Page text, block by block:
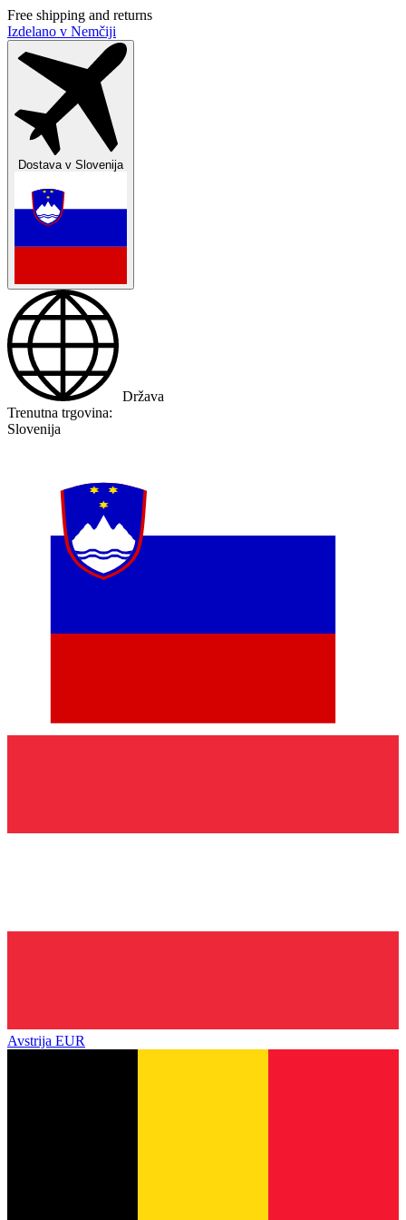
Free shipping and returns
Izdelano v Nemčiji
Dostava v Slovenija
Država
Trenutna trgovina:
Slovenija
Avstrija EUR